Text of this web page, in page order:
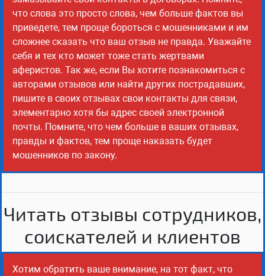
что слова это просто слова, чем больше фактов вы
приведете, тем проще бороться с мошенниками и им
сложнее сказать что ваш отзыв не правда. Уважайте
себя и тех кто может тоже стать жертвами
аферистов. Так же, если Вы хотите познакомиться с
авторами отзывов или найти других пострадавших,
пишите в своих отзывах свои контакты для связи,
элементарно хотя бы адрес своей электронной
почты. Помните, что чем больше в ваших отзывах,
правды и фактов, тем проще наказать будет
мошенников по закону.
Читать отзывы сотрудников,
соискателей и клиентов
Хотим обратить ваше внимание, на тот факт, что